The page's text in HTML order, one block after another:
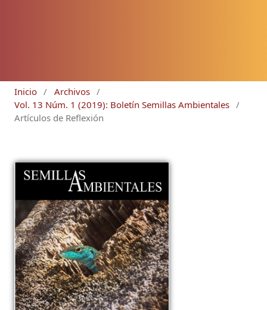
Inicio / Archivos /
Vol. 13 Núm. 1 (2019): Boletín Semillas Ambientales /
Artículos de Reflexión